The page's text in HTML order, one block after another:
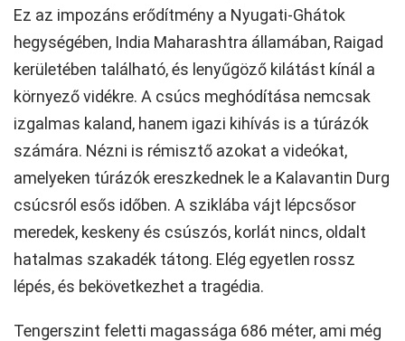
Ez az impozáns erődítmény a Nyugati-Ghátok
hegységében, India Maharashtra államában, Raigad
kerületében található, és lenyűgöző kilátást kínál a
környező vidékre. A csúcs meghódítása nemcsak
izgalmas kaland, hanem igazi kihívás is a túrázók
számára. Nézni is rémisztő azokat a videókat,
amelyeken túrázók ereszkednek le a Kalavantin Durg
csúcsról esős időben. A sziklába vájt lépcsősor
meredek, keskeny és csúszós, korlát nincs, oldalt
hatalmas szakadék tátong. Elég egyetlen rossz
lépés, és bekövetkezhet a tragédia.
Tengerszint feletti magassága 686 méter, ami még